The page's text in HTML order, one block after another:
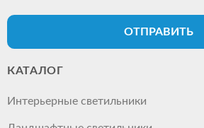
ОТПРАВИТЬ
КАТАЛОГ
Интерьерные светильники